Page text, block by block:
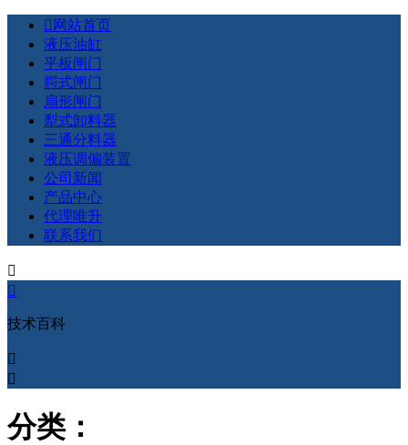
 网站首页
液压油缸
平板闸门
腭式闸门
扇形闸门
犁式卸料器
三通分料器
液压调偏装置
公司新闻
产品中心
代理唯升
联系我们


技术百科


分类：